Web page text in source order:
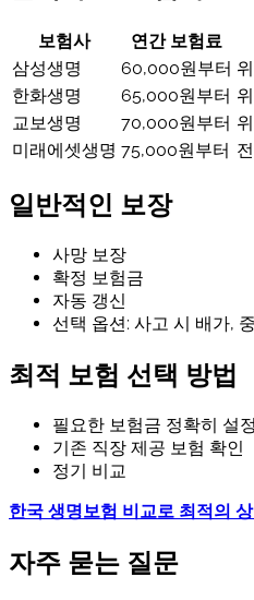
보험사 연간 보험료
삼성생명
60,000원부터
한화생명
65,000원부터
교보생명
70,000원부터
미래에셋생명 75,000원부터
일반적인 보장
사망 보장
확정 보험금
자동 갱신
선택 옵션: 사고 시 배가,
최적 보험 선택 방법
필요한 보험금 정확히 설정
기존 직장 제공 보험 확인
정기 비교
한국 생명보험 비교로 최적의
자주 묻는 질문